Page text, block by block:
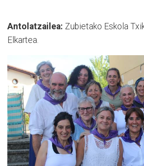
Antolatzailea: Zubietako Eskola
Elkartea.